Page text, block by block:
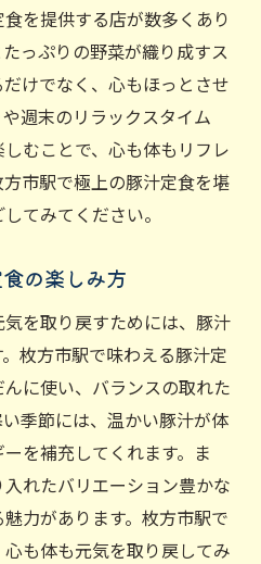
を提供する店が数多くあり
っぷりの野菜が織り成すス
けでなく、心もほっとさせ
週末のリラックスタイム
むことで、心も体もリフレ
市駅で極上の豚汁定食を堪
てみてください。
の楽しみ方
を取り戻すためには、豚汁
枚方市駅で味わえる豚汁定
に使い、バランスの取れた
季節には、温かい豚汁が体
を補充してくれます。ま
れたバリエーション豊かな
力があります。枚方市駅で
も体も元気を取り戻してみ